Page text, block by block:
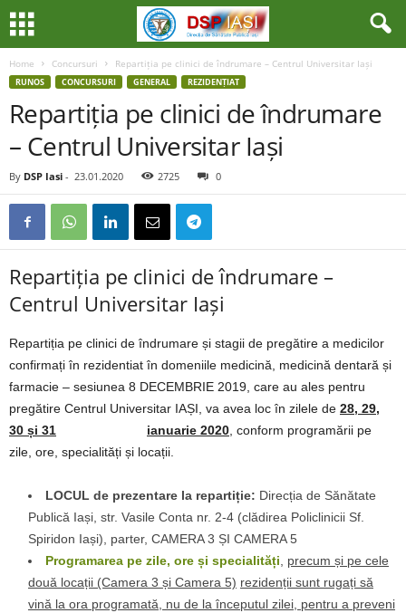
Home Concursuri Repartiția pe clinici de îndrumare – Centrul Universitar Iași
RUNOS CONCURSURI GENERAL REZIDENȚIAT
Repartiția pe clinici de îndrumare
– Centrul Universitar Iași
By DSP Iasi - 23.01.2020 2725 0
Repartiția pe clinici de îndrumare –
Centrul Universitar Iași
Repartiția pe clinici de îndrumare și stagii de pregătire a medicilor
confirmați în rezidentiat în domeniile medicină, medicină dentară și
farmacie – sesiunea 8 DECEMBRIE 2019, care au ales pentru
pregătire Centrul Universitar IAȘI, va avea loc în zilele de 28, 29,
30 și 31
ianuarie 2020 conform programării pe
zile, ore, specialități și locații.
LOCUL de prezentare la repartiție: Direcția de Sănătate
Publică Iași, str. Vasile Conta nr. 2-4 (clădirea Policlinicii Sf.
Spiridon Iași), parter, CAMERA 3 ȘI CAMERA 5
Programarea pe zile, ore și specialități
precum și pe cele
două locații (Camera 3 și Camera 5) rezidenții sunt rugați să
vină la ora programată, nu de la începutul zilei, pentru a preveni